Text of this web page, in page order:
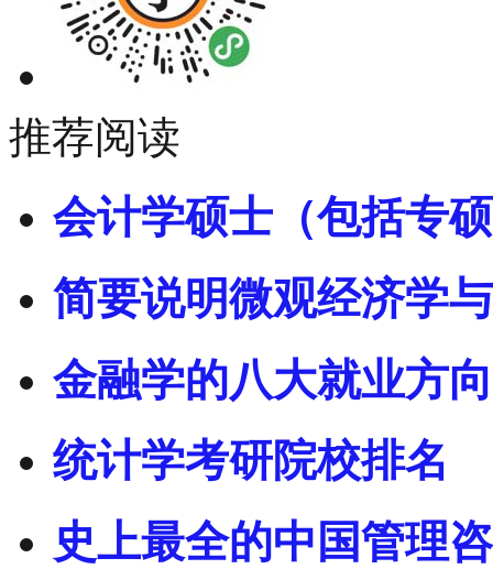
推荐阅读
会计学硕士（包括专
简要说明微观经济学
金融学的八大就业方
统计学考研院校排名
史上最全的中国管理